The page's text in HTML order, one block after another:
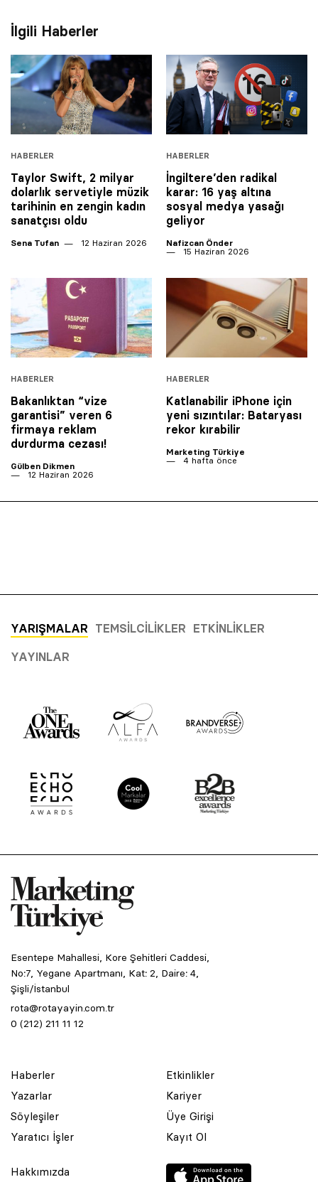
İlgili Haberler
HABERLER
Taylor Swift, 2 milyar
dolarlık servetiyle müzik
tarihinin en zengin kadın
sanatçısı oldu
Sena Tufan 12 Haziran 2026
HABERLER
İngiltere’den radikal
karar: 16 yaş altına
sosyal medya yasağı
geliyor
Nafizcan Önder
15 Haziran 2026
HABERLER
Bakanlıktan “vize
garantisi” veren 6
firmaya reklam
durdurma cezası!
Gülben Dikmen
12 Haziran 2026
HABERLER
Katlanabilir iPhone için
yeni sızıntılar: Bataryası
rekor kırabilir
Marketing Türkiye
4 hafta önce
YARIŞMALAR TEMSILCILIKLER ETKINLIKLER
YAYINLAR
Esentepe Mahallesi, Kore Şehitleri Caddesi,
No:7, Yegane Apartmanı, Kat: 2, Daire: 4,
Şişli/İstanbul
rota@rotayayin.com.tr
0 (212) 211 11 12
Haberler
Yazarlar
Söyleşiler
Yaratıcı İşler
Etkinlikler
Kariyer
Üye Girişi
Kayıt Ol
Hakkımızda